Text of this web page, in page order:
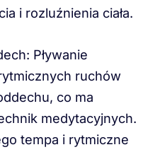
i rozluźnienia ciała.
Pływanie
ruchów
co ma
medytacyjnych.
tempa i rytmiczne